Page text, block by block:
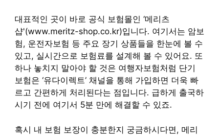
대표적인 곳이 바로 공식 보험몰인 ‘메리츠
샵'(www.meritz-shop.co.kr)입니다. 여기서는 암보
험, 운전자보험 등 주요 장기 상품들을 한눈에 볼 수
있고, 실시간으로 보험료를 설계해 볼 수 있어요. 또
하나 놓치지 말아야 할 것은 여행자보험처럼 단기
보험은 ‘유다이렉트’ 채널을 통해 가입하면 더욱 빠
르고 간편하게 처리된다는 점입니다. 급하게 출국하
시기 전에 여기서 5분 만에 해결할 수 있죠.
혹시 내 보험 보장이 충분한지 궁금하시다면, 메리